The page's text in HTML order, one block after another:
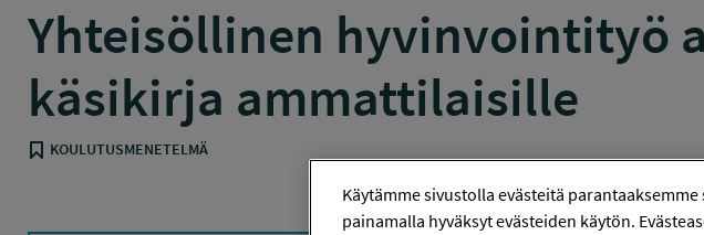
Yhteisöllinen hyvinvointityö
käsikirja ammattilaisille
KOULUTUSMENETELMÄ
Käytämme sivustolla evästeitä
painamalla hyväksyt evästeiden käytön.